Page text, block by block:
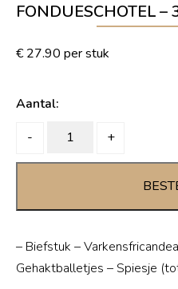
FONDUESCHOTEL –
€ 27.90 per stuk
Aantal:
-
Fondueschotel
+
– Biefstuk –
Gehaktballetjes – Spiesje